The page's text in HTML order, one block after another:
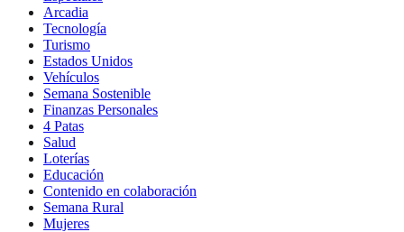
Arcadia
Tecnología
Turismo
Estados Unidos
Vehículos
Semana Sostenible
Finanzas Personales
4 Patas
Salud
Loterías
Educación
Contenido en colaboración
Semana Rural
Mujeres